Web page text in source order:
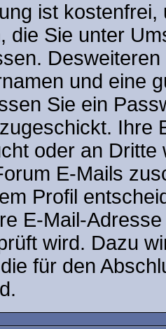
ist
die Sie unter
und eine
Sie ein
Ihre
oder an
E-Mails
Profil
E-Mail-
wird. Dazu
für den